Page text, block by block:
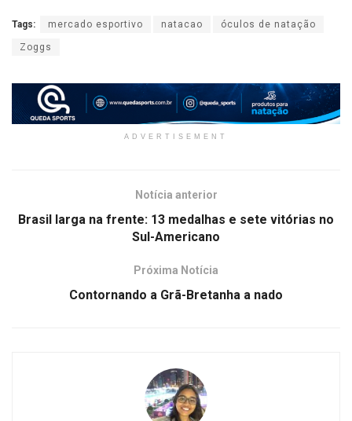
Tags: mercado esportivo natacao óculos de natação
Zoggs
ADVERTISEMENT
Notícia anterior
Brasil larga na frente: 13 medalhas e sete vitórias no
Sul-Americano
Próxima Notícia
Contornando a Grã-Bretanha a nado